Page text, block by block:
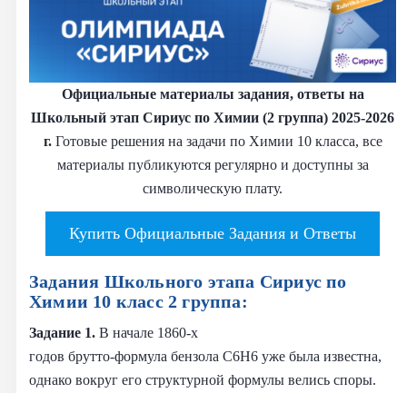
Официальные материалы задания, ответы на
Школьный этап Сириус по Химии (2 группа) 2025-2026
г. Готовые решения на задачи по Химии 10 класса, все
материалы публикуются регулярно и доступны за
символическую плату.
Купить Официальные Задания и Ответы
Задания Школьного этапа Сириус по
Химии 10 класс 2 группа:
Задание 1. В начале 1860‑х
годов брутто‑формула бензола C6H6 уже была известна,
однако вокруг его структурной формулы велись споры.